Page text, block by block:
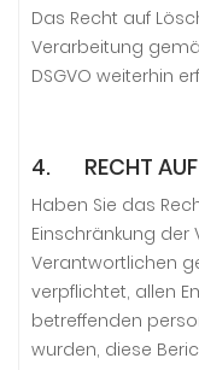
Das Recht auf
Verarbeitung
DSGVO weiterhin
4. RECHT AUF
Haben Sie das
Einschränkung
Verantwortlichen
verpflichtet, allen
betreffenden
wurden, diese